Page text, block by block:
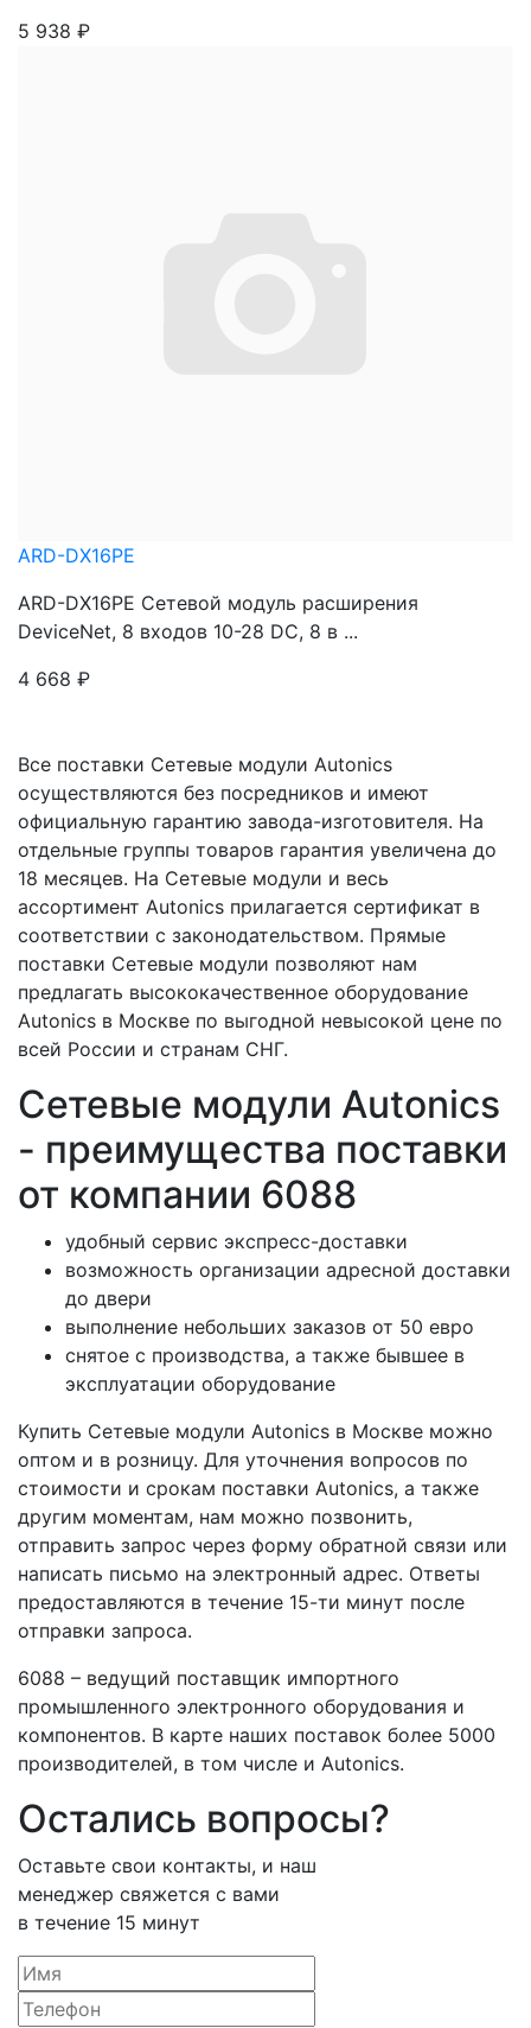
5 938 ₽
ARD-DX16PE
ARD-DX16PE Сетевой модуль расширения
DeviceNet, 8 входов 10-28 DC, 8 в ...
4 668 ₽
Все поставки Сетевые модули Autonics
осуществляются без посредников и имеют
официальную гарантию завода-изготовителя. На
отдельные группы товаров гарантия увеличена до
18 месяцев. На Сетевые модули и весь
ассортимент Autonics прилагается сертификат в
соответствии с законодательством. Прямые
поставки Сетевые модули позволяют нам
предлагать высококачественное оборудование
Autonics в Москве по выгодной невысокой цене по
всей России и странам СНГ.
Сетевые модули Autonics
- преимущества поставки
от компании 6088
удобный сервис экспресс-доставки
возможность организации адресной доставки
до двери
выполнение небольших заказов от 50 евро
снятое с производства, а также бывшее в
эксплуатации оборудование
Купить Сетевые модули Autonics в Москве можно
оптом и в розницу. Для уточнения вопросов по
стоимости и срокам поставки Autonics, а также
другим моментам, нам можно позвонить,
отправить запрос через форму обратной связи или
написать письмо на электронный адрес. Ответы
предоставляются в течение 15-ти минут после
отправки запроса.
6088 – ведущий поставщик импортного
промышленного электронного оборудования и
компонентов. В карте наших поставок более 5000
производителей, в том числе и Autonics.
Остались вопросы?
Оставьте свои контакты, и наш
менеджер свяжется с вами
в течение 15 минут